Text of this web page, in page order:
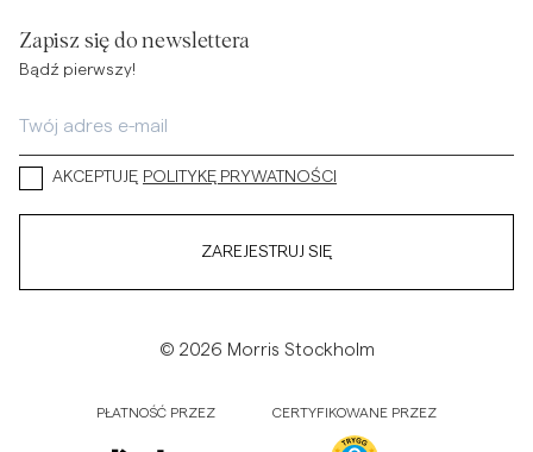
Zapisz się do newslettera
Bądź pierwszy!
AKCEPTUJĘ POLITYKĘ PRYWATNOŚCI
ZAREJESTRUJ SIĘ
© 2026 Morris Stockholm
PŁATNOŚĆ PRZEZ CERTYFIKOWANE PRZEZ